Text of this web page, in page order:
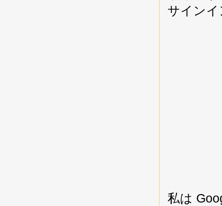
サイン
私は